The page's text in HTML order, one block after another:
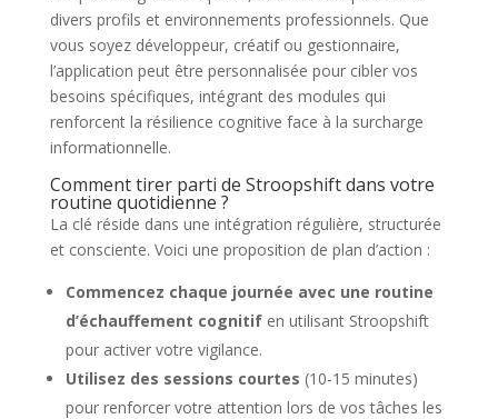
divers profils et environnements professionnels. Que
vous soyez développeur, créatif ou gestionnaire,
l’application peut être personnalisée pour cibler vos
besoins spécifiques, intégrant des modules qui
renforcent la résilience cognitive face à la surcharge
informationnelle.
Comment tirer parti de Stroopshift dans votre
routine quotidienne ?
La clé réside dans une intégration régulière, structurée
et consciente. Voici une proposition de plan d’action :
Commencez chaque journée avec une routine
d’échauffement cognitifen utilisant Stroopshift
pour activer votre vigilance.
Utilisez des sessions courtes (10-15 minutes)
pour renforcer votre attention lors de vos tâches les